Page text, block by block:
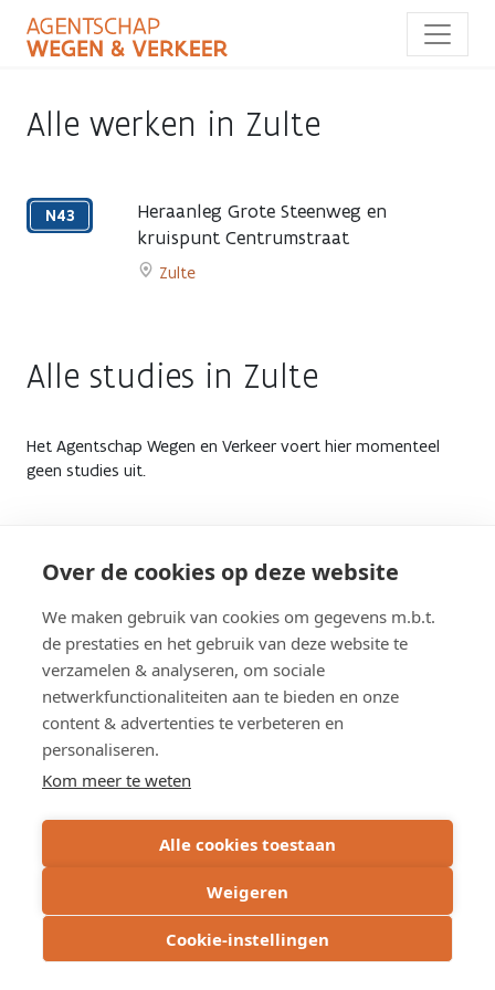
Over de cookies op deze website
We maken gebruik van cookies om gegevens m.b.t.
de prestaties en het gebruik van deze website te
verzamelen & analyseren, om sociale
netwerkfunctionaliteiten aan te bieden en onze
content & advertenties te verbeteren en
personaliseren.
Kom meer te weten
Alle cookies toestaan
Weigeren
Cookie-instellingen
naar
inhoud
gaanAlle werken in Zulte
N43
Heraanleg Grote Steenweg en
kruispunt Centrumstraat
Zulte
Gepland
Grote
Steenweg
kruispunt
Centrumstraat
Alle studies in Zulte
Het Agentschap Wegen en Verkeer voert hier momenteel
geen studies uit.
Overzicht werken
Overzicht studies